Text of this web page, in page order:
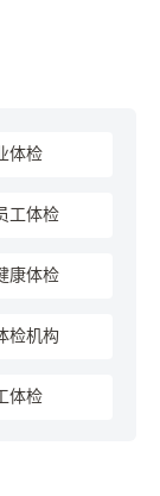
体检
工体检
康体检
检机构
体检